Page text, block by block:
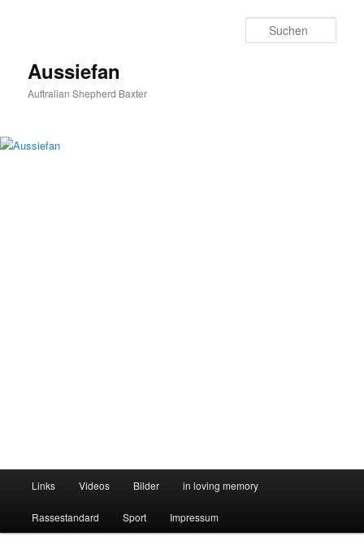
Aussiefan
Auftralian Shepherd Baxter
Links Videos Bilder in loving memory
Rassestandard Sport Impressum